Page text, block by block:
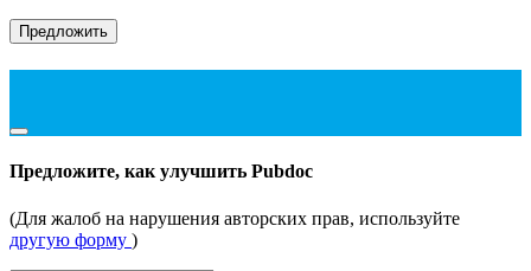
Предложить
Предложите, как улучшить Pubdoc
(Для жалоб на нарушения авторских прав, используйте
другую форму )